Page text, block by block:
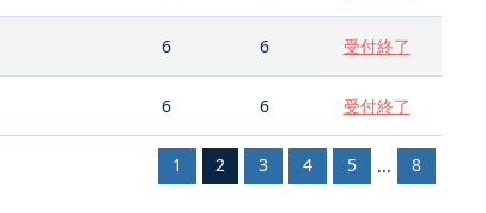
6 6 受付終了
6 6 受付終了
1 2 3 4 5 ... 8